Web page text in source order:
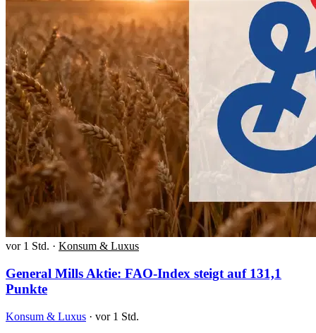
vor 1 Std. · Konsum & Luxus
General Mills Aktie: FAO-Index steigt auf 131,1
Punkte
Konsum & Luxus · vor 1 Std.